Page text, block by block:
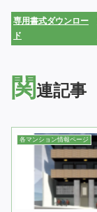
専用書式ダウンロー
ド
関連記事
各マンション情報ページ